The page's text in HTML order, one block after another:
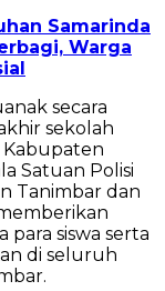
Samarinda
Warga
secara
sekolah
Kabupaten
Satuan Polisi
Tanimbar dan
siswa serta
di seluruh